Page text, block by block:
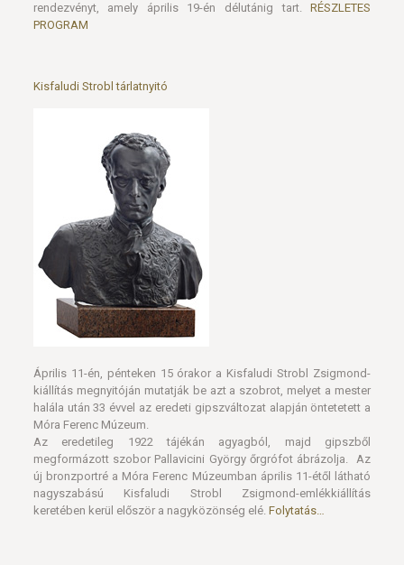
rendezvényt, amely április 19-én délutánig tart.RÉSZLETES
PROGRAM
Kisfaludi Strobl tárlatnyitó
Április 11-én, pénteken 15 órakor a Kisfaludi Strobl Zsigmond-
kiállítás megnyitóján mutatják be azt a szobrot, melyet a mester
halála után 33 évvel az eredeti gipszváltozat alapján öntetetett a
Móra Ferenc Múzeum.
Az eredetileg 1922 tájékán agyagból, majd gipszből
megformázott szobor Pallavicini György őrgrófot ábrázolja. Az
új bronzportré a Móra Ferenc Múzeumban április 11-étől látható
nagyszabású Kisfaludi Strobl Zsigmond-emlékkiállítás
keretében kerül először a nagyközönség elé. Folytatás…